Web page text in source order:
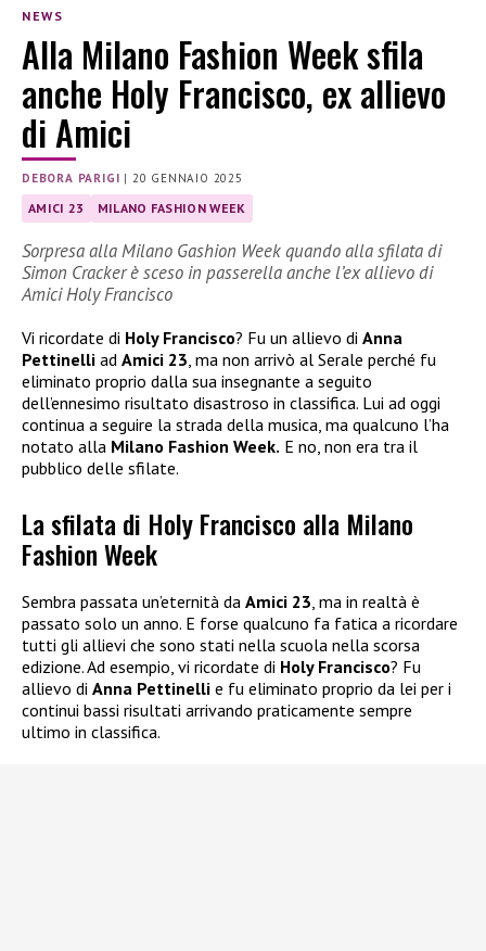
NEWS
Alla Milano Fashion Week sfila
anche Holy Francisco, ex allievo
di Amici
DEBORA PARIGI | 20 GENNAIO 2025
AMICI 23 MILANO FASHION WEEK
Sorpresa alla Milano Gashion Week quando alla sfilata di
Simon Cracker è sceso in passerella anche l’ex allievo di
Amici Holy Francisco
Vi ricordate di Holy Francisco? Fu un allievo di Anna
Pettinelli ad Amici 23, ma non arrivò al Serale perché fu
eliminato proprio dalla sua insegnante a seguito
dell’ennesimo risultato disastroso in classifica. Lui ad oggi
continua a seguire la strada della musica, ma qualcuno l’ha
notato alla Milano Fashion Week. E no, non era tra il
pubblico delle sfilate.
La sfilata di Holy Francisco alla Milano
Fashion Week
Sembra passata un’eternità da Amici 23 , ma in realtà è
passato solo un anno. E forse qualcuno fa fatica a ricordare
tutti gli allievi che sono stati nella scuola nella scorsa
edizione. Ad esempio, vi ricordate di Holy Francisco? Fu
allievo di Anna Pettinelli e fu eliminato proprio da lei per i
continui bassi risultati arrivando praticamente sempre
ultimo in classifica.